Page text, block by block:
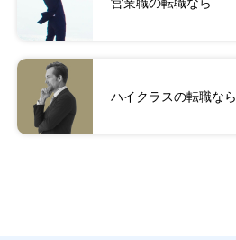
ハイクラスの転職なら